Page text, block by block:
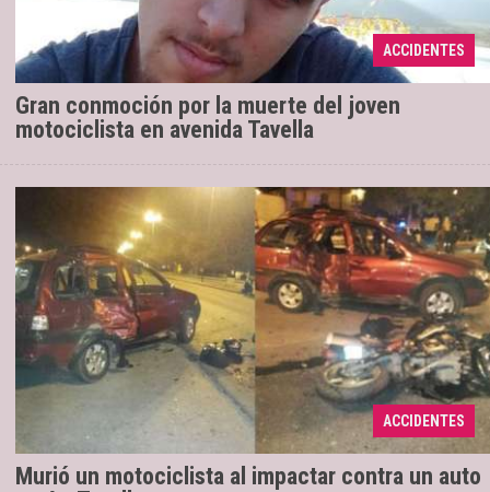
ACCIDENTES
Gran conmoción por la muerte del joven
motociclista en avenida Tavella
más chico de la familia. Así reflejan en las redes
sociales el gran acompañamiento y pesar por su
repentina ...
ACCIDENTES
Murió un motociclista al impactar contra un auto
16/08/2019
Dos personas resultaron heridas, una de
ella menor de edad. Hasta el momento se
desconoce la identidad de la víctima fatal.